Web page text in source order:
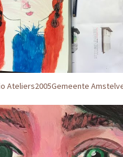
Ateliers2005Gemeente